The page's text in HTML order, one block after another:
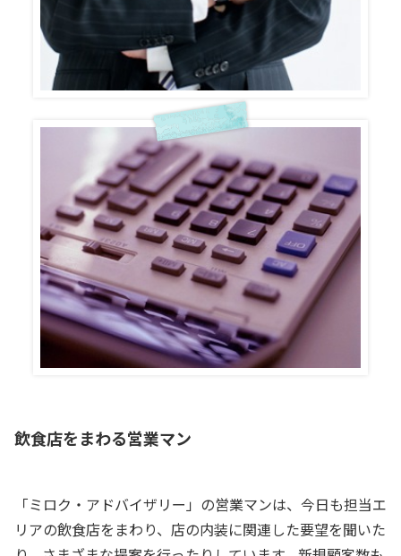
飲食店をまわる営業マン
「ミロク・アドバイザリー」の営業マンは、今日も担当エ
リアの飲食店をまわり、店の内装に関連した要望を聞いた